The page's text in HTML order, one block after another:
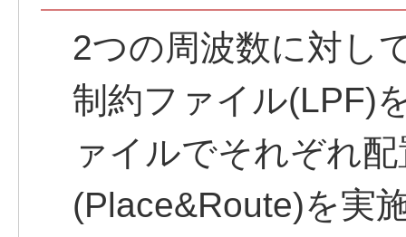
2つの周波数に対し
制約ファイル(LPF)
ァイルでそれぞれ
(Place&Route)を実